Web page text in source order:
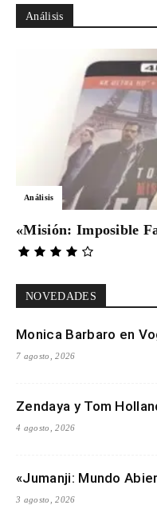
Análisis
Análisis
«Misión: Imposible
NOVEDADES
Monica Barbaro en
7 agosto, 2026
Zendaya y Tom
4 agosto, 2026
«Jumanji: Mundo
3 agosto, 2026